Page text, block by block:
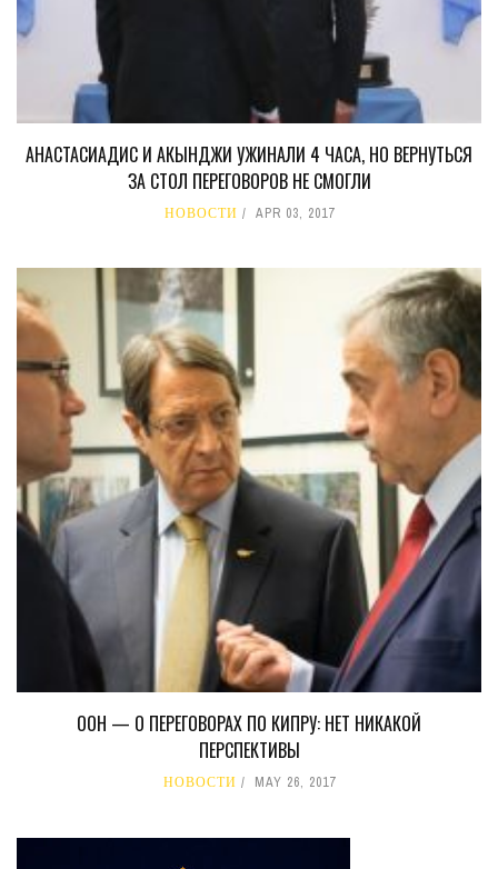
АНАСТАСИАДИС И АКЫНДЖИ УЖИНАЛИ 4 ЧАСА, НО ВЕРНУТЬСЯ
ЗА СТОЛ ПЕРЕГОВОРОВ НЕ СМОГЛИ
НОВОСТИ APR 03, 2017
ООН — О ПЕРЕГОВОРАХ ПО КИПРУ: НЕТ НИКАКОЙ
ПЕРСПЕКТИВЫ
НОВОСТИ MAY 26, 2017